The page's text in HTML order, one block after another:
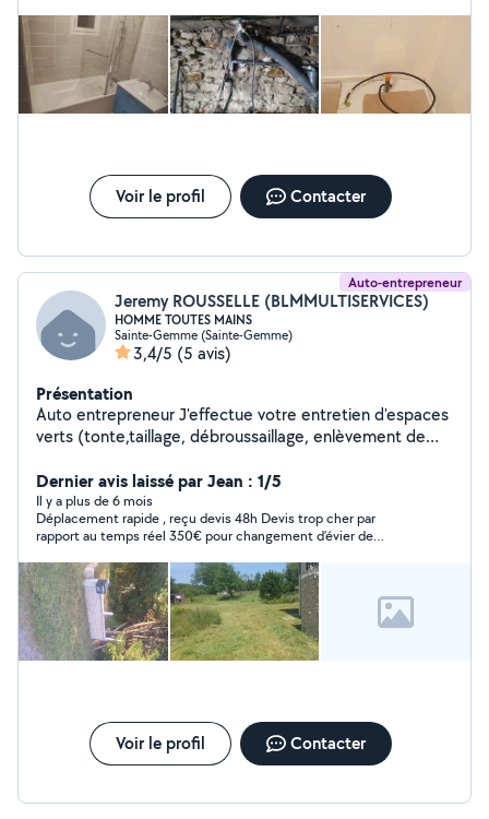
Voir le profil Contacter
Auto-entrepreneur
Jeremy ROUSSELLE (BLMMULTISERVICES)
HOMME TOUTES MAINS
Sainte-Gemme (Sainte-Gemme)
3,4/5 (5 avis)
Présentation
Auto entrepreneur J'effectue votre entretien d'espaces
verts (tonte,taillage, débroussaillage, enlèvement de
Pose de clôture Petit bricolage (montage et démontage
de meubles, accroche de lustre, tringle à rideaux et
autres ... Travaux petite plomberie (Débouchage
canalisation, réparation fuite,pose vasque, robinet,
colonne de douche et paroi de douche,barre
d'appui,pose de toilette) Peinture et retouche peinture
(Rebouchage des trous et fissures, préparation des
bandes de placo, peinture...) Nettoyage intérieur
extérieur (Nettoyage tapis,terrasse, portail et clôture
revêtements de sol et gazon artificiel
Dernier avis laissé par Jean : 1/5
Il y a plus de 6 mois
Déplacement rapide , reçu devis 48h Devis trop cher par
rapport au temps réel 350€ pour changement d’évier de
Voir le profil Contacter